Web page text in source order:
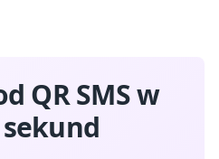
QR SMS w